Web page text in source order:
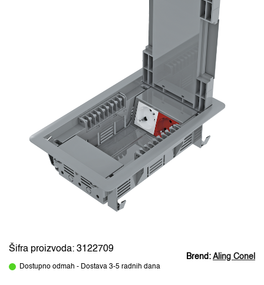
Brend: Aling Conel
Šifra proizvoda: 3122709
Dostupno odmah - Dostava 3-5 radnih dana